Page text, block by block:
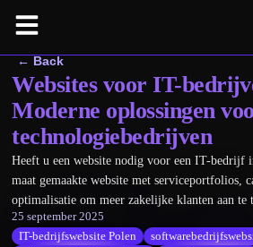
← Back
Websites voor IT-
Moderne oplossingen
technologiebedrijven
Heeft u een website nodig voor een IT-bedrijf
maat gemaakte website met serviceportfolios,
optimalisatie om meer zakelijke klanten aan te
25 september 2025
IT-bedrijfswebsite Polen